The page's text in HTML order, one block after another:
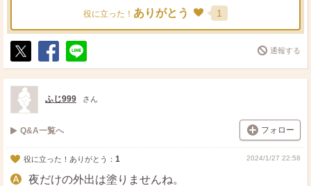
役に立った！ ありがとう 1
ポ
ス
ト
シ
ェ
送
る
通報する
ふじ999 さん
Q&A一覧へ フォロー
役に立った！ありがとう： 1 2024/1/27 22:58
夜だけの外出は塗りませんね。